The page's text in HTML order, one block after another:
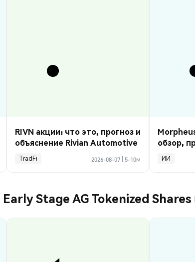
RIVN акции: что это, прогноз и
объяснение Rivian Automotive
TradFi 2026-08-07 5-10м
обзор,
2026
ИИ
Stage AG Tokenized Shares